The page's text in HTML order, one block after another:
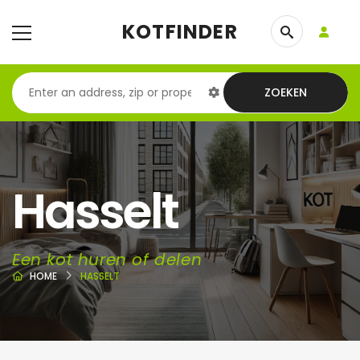
KOTFINDER
ZOEKEN
Hasselt
Een kot huren of delen
HOME HASSELT